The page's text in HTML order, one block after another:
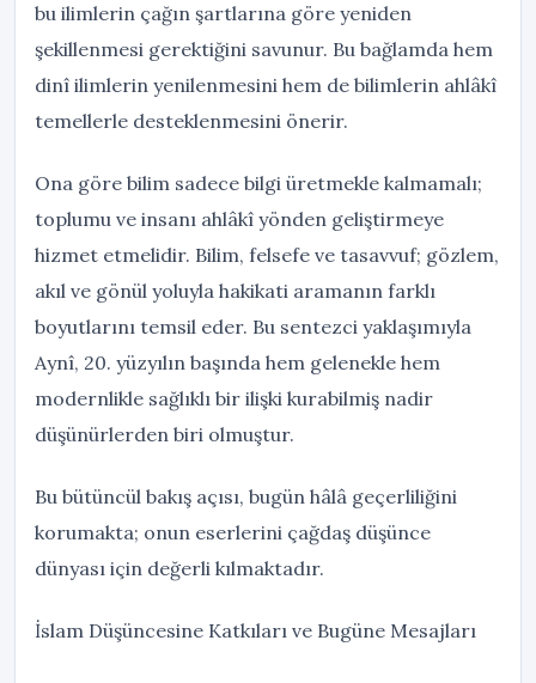
bu ilimlerin çağın şartlarına göre yeniden
şekillenmesi gerektiğini savunur. Bu bağlamda hem
dinî ilimlerin yenilenmesini hem de bilimlerin ahlâkî
temellerle desteklenmesini önerir.
Ona göre bilim sadece bilgi üretmekle kalmamalı;
toplumu ve insanı ahlâkî yönden geliştirmeye
hizmet etmelidir. Bilim, felsefe ve tasavvuf; gözlem,
akıl ve gönül yoluyla hakikati aramanın farklı
boyutlarını temsil eder. Bu sentezci yaklaşımıyla
Aynî, 20. yüzyılın başında hem gelenekle hem
modernlikle sağlıklı bir ilişki kurabilmiş nadir
düşünürlerden biri olmuştur.
Bu bütüncül bakış açısı, bugün hâlâ geçerliliğini
korumakta; onun eserlerini çağdaş düşünce
dünyası için değerli kılmaktadır.
İslam Düşüncesine Katkıları ve Bugüne Mesajları